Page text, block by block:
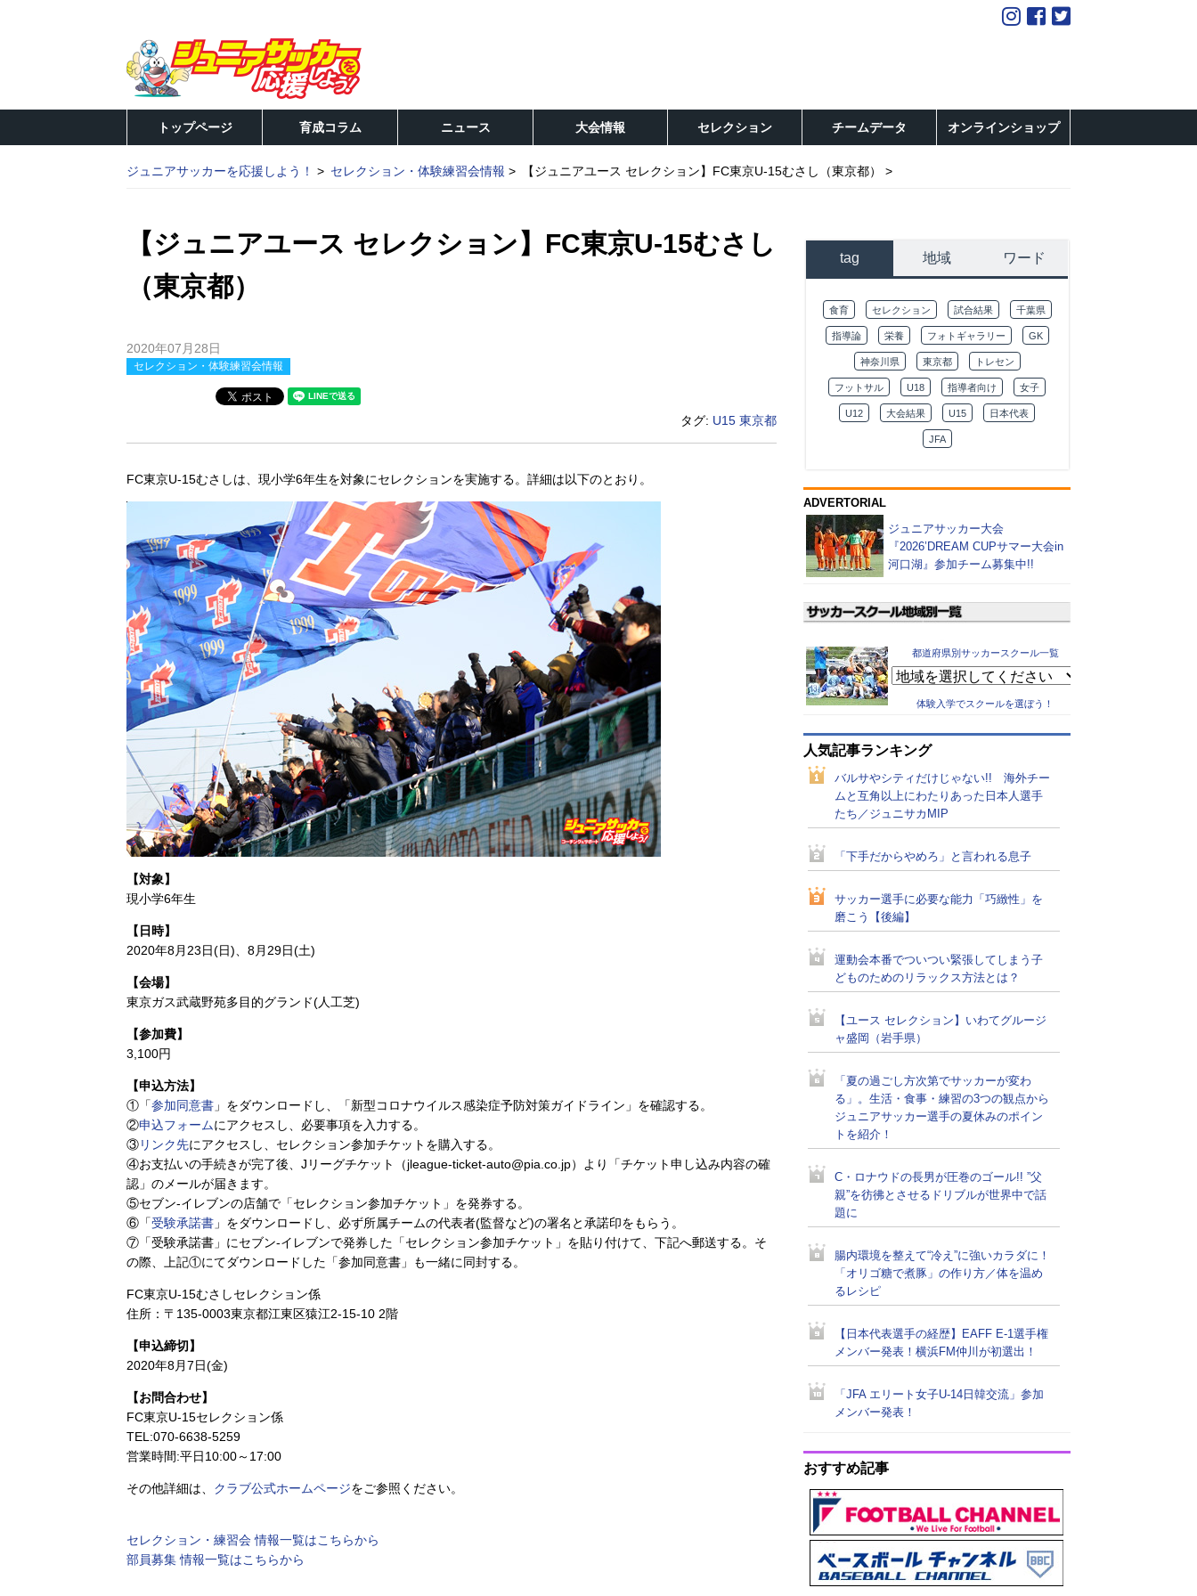
トップページ 育成コラム ニュース 大会情報 セレクション チームデータ オンラインショップ
ジュニアサッカーを応援しよう！ セレクション・体験練習会情報 【ジュニアユース セレクション】FC東京U-15むさし（東京都）
【ジュニアユース セレクション】FC東京U-15むさし
（東京都）
2020年07月28日
セレクション・体験練習会情報
タグ: U15 東京都
FC東京U-15むさしは、現小学6年生を対象にセレクションを実施する。詳細は以下のとおり。
【対象】
現小学6年生
【日時】
2020年8月23日(日)、8月29日(土)
【会場】
東京ガス武蔵野苑多目的グランド(人工芝)
【参加費】
3,100円
【申込方法】
①「参加同意書 」をダウンロードし、「新型コロナウイルス感染症予防対策ガイドライン」を確認する。
②申込フォームにアクセスし、必要事項を入力する。
③リンク先にアクセスし、セレクション参加チケットを購入する。
④お支払いの手続きが完了後、Jリーグチケット（jleague-ticket-auto@pia.co.jp）より「チケット申し込み内容の確
認」のメールが届きます。
⑤セブン-イレブンの店舗で「セレクション参加チケット」を発券する。
⑥「受験承諾書 」をダウンロードし、必ず所属チームの代表者(監督など)の署名と承諾印をもらう。
⑦「受験承諾書」にセブン-イレブンで発券した「セレクション参加チケット」を貼り付けて、下記へ郵送する。そ
の際、上記①にてダウンロードした「参加同意書」も一緒に同封する。
FC東京U-15むさしセレクション係
住所：〒135-0003東京都江東区猿江2-15-10 2階
【申込締切】
2020年8月7日(金)
【お問合わせ】
FC東京U-15セレクション係
TEL:070-6638-5259
営業時間:平日10:00～17:00
その他詳細は、 クラブ公式ホームページをご参照ください。
セレクション・練習会 情報一覧はこちらから
部員募集 情報一覧はこちらから
tag 地域 ワード
食育 セレクション 試合結果 千葉県
指導論 栄養 フォトギャラリー GK
神奈川県 東京都 トレセン
フットサル U18 指導者向け 女子
U12 大会結果 U15 日本代表
JFA
ADVERTORIAL
ジュニアサッカー大会
『2026’DREAM CUPサマー大会in
河口湖』参加チーム募集中!!
都道府県別サッカースクール一覧
体験入学でスクールを選ぼう！
人気記事ランキング
バルサやシティだけじゃない!! 海外チー
ムと互角以上にわたりあった日本人選手
たち／ジュニサカMIP
「下手だからやめろ」と言われる息子
サッカー選手に必要な能力「巧緻性」を
磨こう【後編】
運動会本番でついつい緊張してしまう子
どものためのリラックス方法とは？
【ユース セレクション】いわてグルージ
ャ盛岡（岩手県）
「夏の過ごし方次第でサッカーが変わ
る」。生活・食事・練習の3つの観点から
ジュニアサッカー選手の夏休みのポイン
トを紹介！
C・ロナウドの長男が圧巻のゴール!! ”父
親”を彷彿とさせるドリブルが世界中で話
題に
腸内環境を整えて“冷え”に強いカラダに！
「オリゴ糖で煮豚」の作り方／体を温め
るレシピ
【日本代表選手の経歴】EAFF E-1選手権
メンバー発表！横浜FM仲川が初選出！
「JFA エリート女子U-14日韓交流」参加
メンバー発表！
おすすめ記事